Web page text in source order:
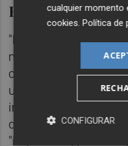
Rutinas y
"Nuestra intención
medida de lo
completo las rutinas
usuarios y que tan
indicado la
que conseguirlo al
"imposible", pero sí
cualquier momento
cookies .Política de
CONFIGURAR